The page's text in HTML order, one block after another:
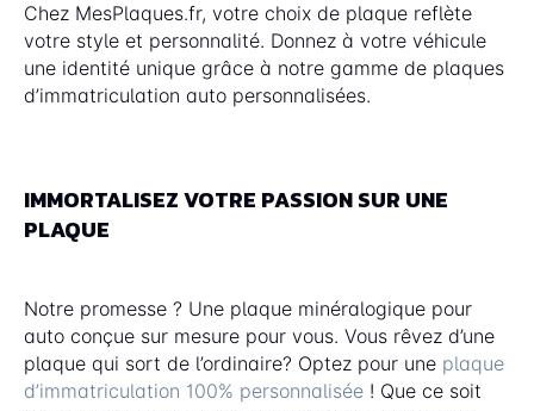
Chez MesPlaques.fr, votre choix de plaque reflète
votre style et personnalité. Donnez à votre véhicule
une identité unique grâce à notre gamme de plaques
d’immatriculation auto personnalisées.
IMMORTALISEZ VOTRE PASSION SUR UNE
PLAQUE
Notre promesse ? Une plaque minéralogique pour
auto conçue sur mesure pour vous. Vous rêvez d’une
plaque qui sort de l’ordinaire? Optez pour une plaque
d’immatriculation 100% personnalisée ! Que ce soit